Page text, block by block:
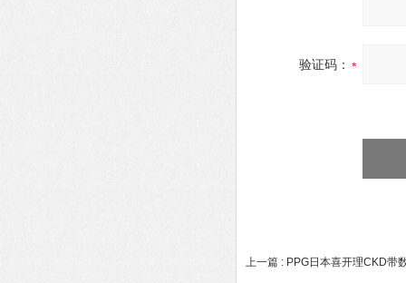
验证码：
上一篇 : PPG日本喜开理CKD带